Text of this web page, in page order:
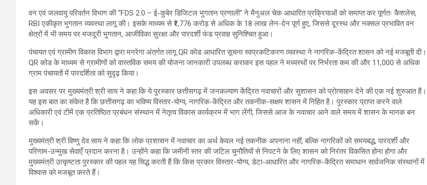
वन एवं जलवायु परिवर्तन विभाग की “FDS 2.0 – ई-कुबेर डिजिटल भुगतान प्रणाली” ने मैनुअल चेक आधारित प्रक्रियाओं को समाप्त कर पूर्णतः कैशलेस,
RBI एकीकृत भुगतान व्यवस्था लागू की। इसके माध्यम से ₹1,776 करोड़ से अधिक के 18 लाख लेन-देन पूर्ण हुए, जिससे दूरस्थ और नक्सल प्रभावित वन
क्षेत्रों में भी समय पर मजदूरी भुगतान, आजीविका सुरक्षा और पारदर्शी फंड प्रवाह सुनिश्चित हुआ।
पंचायत एवं ग्रामीण विकास विभाग द्वारा मनरेगा अंतर्गत लागू QR कोड आधारित सूचना स्वप्रकटिकरण व्यवस्था ने नागरिक-केंद्रित शासन को नई मजबूती दी।
QR कोड के माध्यम से ग्रामीणों को वास्तविक समय की योजना जानकारी उपलब्ध कराकर इस पहल ने मध्यस्थों पर निर्भरता कम की और 11,000 से अधिक
ग्राम पंचायतों में पारदर्शिता को सुदृढ़ किया।
इस अवसर पर मुख्यमंत्री श्री साय ने कहा कि ये पुरस्कार छत्तीसगढ़ में जनकल्याण केंद्रित नवाचारों और सुशासन को प्रोत्साहन देने की एक नई शुरुआत हैं।
यह इस बात का संकेत है कि छत्तीसगढ़ का भविष्य विस्तार-योग्य, नागरिक-केंद्रित और तकनीक-सक्षम शासन में निहित है। पुरस्कार प्राप्त करने वाले
अधिकारी एवं टीमें एक प्रतिष्ठित प्रबंधन संस्थान में नेतृत्व विकास कार्यक्रम में भाग लेंगी, जिससे आज के नवाचार आने वाले समय में शासन के मानक बन
सकें।
मुख्यमंत्री श्री विष्णु देव साय ने कहा कि लोक प्रशासन में नवाचार का अर्थ केवल नई तकनीक अपनाना नहीं, बल्कि नागरिकों को समयबद्ध, पारदर्शी और
परिणाम-उन्मुख सेवाएँ प्रदान करना है। उन्होंने कहा कि जमीनी स्तर की जटिल चुनौतियों से निपटने के लिए शासन को निरंतर विकसित होना होगा और
मुख्यमंत्री उत्कृष्टता पुरस्कार की पहल यह सिद्ध करती हैं कि किस प्रकार विस्तार-योग्य, डेटा-आधारित और नागरिक-केंद्रित समाधान सार्वजनिक संस्थानों में
विश्वास को मजबूत करते हैं।